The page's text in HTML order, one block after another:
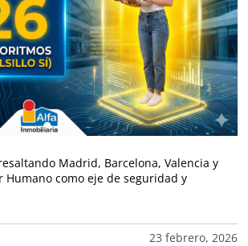
Madrid, Barcelona, Valencia y
Humano como eje de seguridad y
23 febrero, 2026